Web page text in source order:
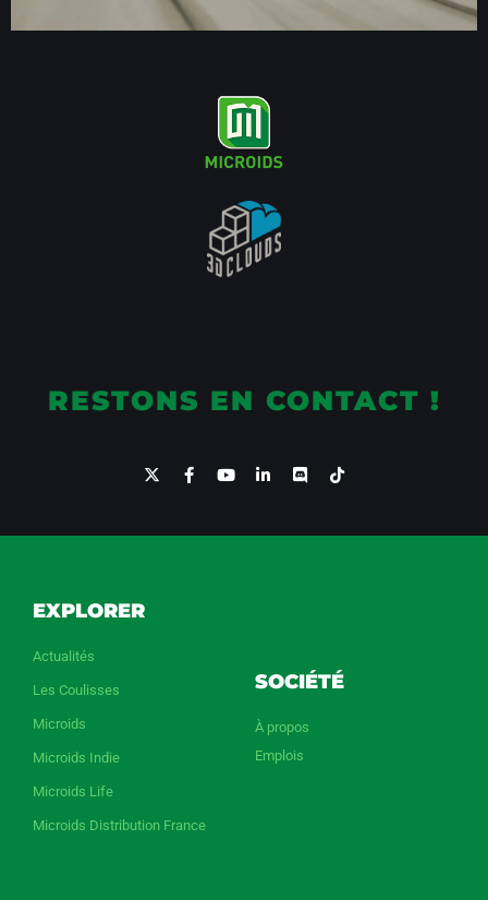
RESTONS EN CONTACT !
EXPLORER
Actualités
Les Coulisses
Microids
Microids Indie
Microids Life
Microids Distribution France
SOCIÉTÉ
À propos
Emplois